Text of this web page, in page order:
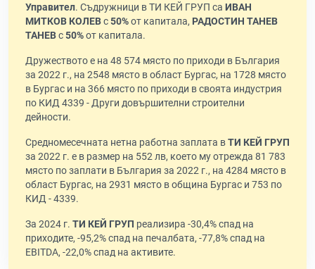
Управител. Съдружници в ТИ КЕЙ ГРУП са ИВАН
МИТКОВ КОЛЕВс50%от капитала, РАДОСТИН ТАНЕВ
ТАНЕВс50%от капитала.
Дружеството е на 48 574 място по приходи в България
за 2022 г., на 2548 място в област Бургас, на 1728 място
в Бургас и на 366 място по приходи в своята индустрия
по КИД 4339 - Други довършителни строителни
дейности.
Средномесечната нетна работна заплата вТИ КЕЙ ГРУП
за 2022 г. е в размер на 552 лв, което му отрежда 81 783
място по заплати в България за 2022 г., на 4284 място в
област Бургас, на 2931 място в община Бургас и 753 по
КИД - 4339.
За 2024 г. ТИ КЕЙ ГРУП реализира -30,4% спад на
приходите, -95,2% спад на печалбата, -77,8% спад на
EBITDA, -22,0% спад на активите.